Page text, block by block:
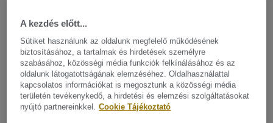
Név*
A kezdés előtt...
Sütiket használunk az oldalunk megfelelő működésének
biztosításához, a tartalmak és hirdetések személyre
szabásához, közösségi média funkciók felkínálásához és az
oldalunk látogatottságának elemzéséhez. Oldalhasználattal
kapcsolatos információkat is megosztunk a közösségi média
területén tevékenykedő, a hirdetési és elemzési szolgáltatásokat
nyújtó partnereinkkel. Cookie Tájékoztató